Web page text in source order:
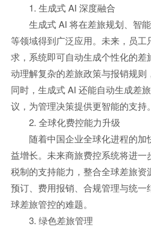
1. 生成式 AI 深度融合
生成式 AI 将在差旅规划、智
等领域得到广泛应用。未来，员
求，系统即可自动生成个性化的差
动理解复杂的差旅政策与报销规则
同时，生成式 AI 还能自动生成差
议，为管理决策提供更智能的支持。
2. 全球化费控能力升级
随着中国企业全球化进程的加
益增长。未来商旅费控系统将进
税制的支持能力，整合全球差旅
预订、费用报销、合规管理与统
球差旅管控的难题。
3. 绿色差旅管理